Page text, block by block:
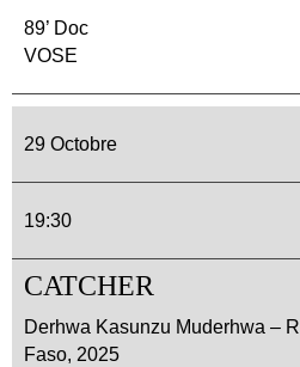
89’ Doc
VOSE
29 Octobre
19:30
CATCHER
Derhwa Kasunzu Muderhwa –
Faso, 2025